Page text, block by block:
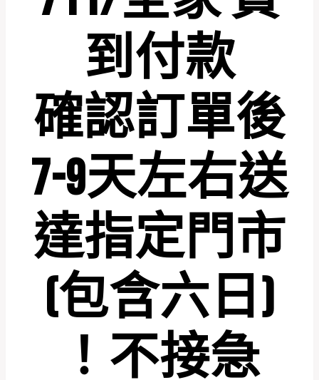
到付款
確認訂單後
7-9天左右送
達指定門市
(包含六日 )
！不接急